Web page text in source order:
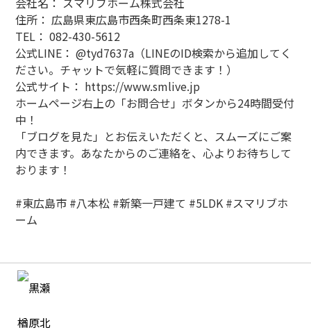
住所： 広島県東広島市西条町西条東1278-1
TEL： 082-430-5612
公式LINE： @tyd7637a（LINEのID検索から追加してく
ださい。チャットで気軽に質問できます！）
公式サイト： https://www.smlive.jp
ホームページ右上の「お問合せ」ボタンから24時間受付
中！
「ブログを見た」とお伝えいただくと、スムーズにご案
内できます。あなたからのご連絡を、心よりお待ちして
おります！
#東広島市 #八本松 #新築一戸建て #5LDK #スマリブホ
ーム